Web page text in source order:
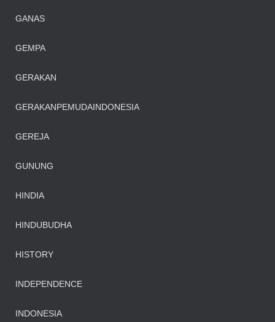
ANGKATOTO
https://home.ohmspace.org/
GANAS
GEMPA
GERAKAN
GERAKANPEMUDAINDONESIA
GEREJA
GUNUNG
HINDIA
HINDUBUDHA
HISTORY
INDEPENDENCE
INDONESIA